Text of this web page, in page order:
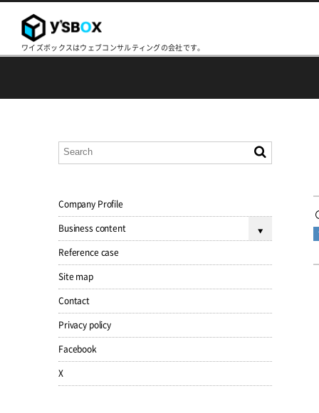
ワイズボックスはウェブコンサルティングの会社です。
Company Profile
Business content
Reference case
Site map
Contact
Privacy policy
Facebook
X